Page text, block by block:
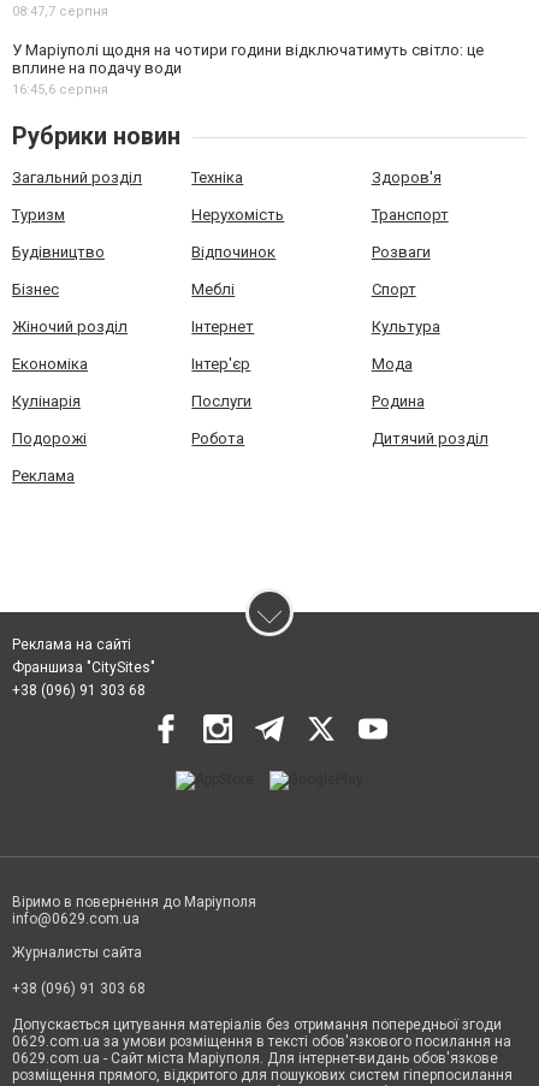
08:47,7 серпня
У Маріуполі щодня на чотири години відключатимуть світло: це
вплине на подачу води
16:45,6 серпня
Рубрики новин
Загальний розділ Техніка Здоров'я
Туризм Нерухомість Транспорт
Будівництво Відпочинок Розваги
Бізнес Меблі Спорт
Жіночий розділ Інтернет Культура
Економіка Інтер'єр Мода
Кулінарія Послуги Родина
Подорожі Робота Дитячий розділ
Реклама
Реклама на сайті
Франшиза "CitySites"
+38 (096) 91 303 68
Віримо в повернення до Маріуполя
info@0629.com.ua
Журналисты сайта
+38 (096) 91 303 68
Допускається цитування матеріалів без отримання попередньої згоди
0629.com.ua за умови розміщення в тексті обов'язкового посилання на
0629.com.ua - Сайт міста Маріуполя. Для інтернет-видань обов'язкове
розміщення прямого, відкритого для пошукових систем гіперпосилання